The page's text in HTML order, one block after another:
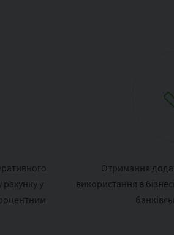
у
Отримання
використання в